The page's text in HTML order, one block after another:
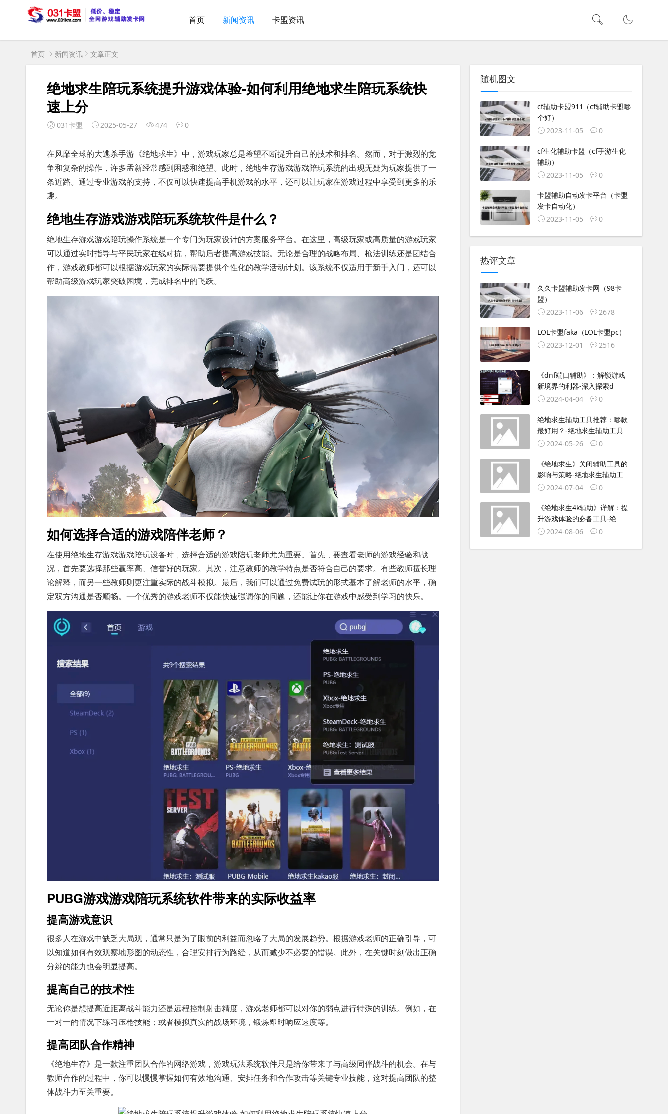
首页 新闻资讯 卡盟资讯
首页 新闻资讯 文章正文
绝地求生陪玩系统提升游戏体验-如何利用绝地求生陪玩系统快
速上分
031卡盟 2025-05-27 474 0
在风靡全球的大逃杀手游《绝地求生》中，游戏玩家总是希望不断提升自己的技术和排名。然而，对于激烈的竞
争和复杂的操作，许多孟新经常感到困惑和绝望。此时，绝地生存游戏游戏陪玩系统的出现无疑为玩家提供了一
条近路。通过专业游戏的支持，不仅可以快速提高手机游戏的水平，还可以让玩家在游戏过程中享受到更多的乐
趣。
绝地生存游戏游戏陪玩系统软件是什么？
绝地生存游戏游戏陪玩操作系统是一个专门为玩家设计的方案服务平台。在这里，高级玩家或高质量的游戏玩家
可以通过实时指导与平民玩家在线对抗，帮助后者提高游戏技能。无论是合理的战略布局、枪法训练还是团结合
作，游戏教师都可以根据游戏玩家的实际需要提供个性化的教学活动计划。该系统不仅适用于新手入门，还可以
帮助高级游戏玩家突破困境，完成排名中的飞跃。
如何选择合适的游戏陪伴老师？
在使用绝地生存游戏游戏陪玩设备时，选择合适的游戏陪玩老师尤为重要。首先，要查看老师的游戏经验和战
况，首先要选择那些赢率高、信誉好的玩家。其次，注意教师的教学特点是否符合自己的要求。有些教师擅长理
论解释，而另一些教师则更注重实际的战斗模拟。最后，我们可以通过免费试玩的形式基本了解老师的水平，确
定双方沟通是否顺畅。一个优秀的游戏老师不仅能快速强调你的问题，还能让你在游戏中感受到学习的快乐。
PUBG游戏游戏陪玩系统软件带来的实际收益率
提高游戏意识
很多人在游戏中缺乏大局观，通常只是为了眼前的利益而忽略了大局的发展趋势。根据游戏老师的正确引导，可
以知道如何有效观察地形图的动态性，合理安排行为路经，从而减少不必要的错误。此外，在关键时刻做出正确
分辨的能力也会明显提高。
提高自己的技术性
无论你是想提高近距离战斗能力还是远程控制射击精度，游戏老师都可以对你的弱点进行特殊的训练。例如，在
一对一的情况下练习压枪技能；或者模拟真实的战场环境，锻炼即时响应速度等。
提高团队合作精神
《绝地生存》是一款注重团队合作的网络游戏，游戏玩法系统软件只是给你带来了与高级同伴战斗的机会。在与
教师合作的过程中，你可以慢慢掌握如何有效地沟通、安排任务和合作攻击等关键专业技能，这对提高团队的整
体战斗力至关重要。
随机图文
cf辅助卡盟911（cf辅助卡盟哪
个好）
2023-11-05
0
cf生化辅助卡盟（cf手游生化
辅助）
2023-11-05
0
卡盟辅助自动发卡平台（卡盟
发卡自动化）
2023-11-05
0
热评文章
久久卡盟辅助发卡网（98卡
盟）
2023-11-06
2678
LOL卡盟faka（LOL卡盟pc）
2023-12-01
2516
《dnf端口辅助》：解锁游戏
新境界的利器-深入探索d
2024-04-04
0
绝地求生辅助工具推荐：哪款
最好用？-绝地求生辅助工具
2024-05-26
0
《绝地求生》关闭辅助工具的
影响与策略-绝地求生辅助工
2024-07-04
0
《绝地求生4k辅助》详解：提
升游戏体验的必备工具-绝
2024-08-06
0